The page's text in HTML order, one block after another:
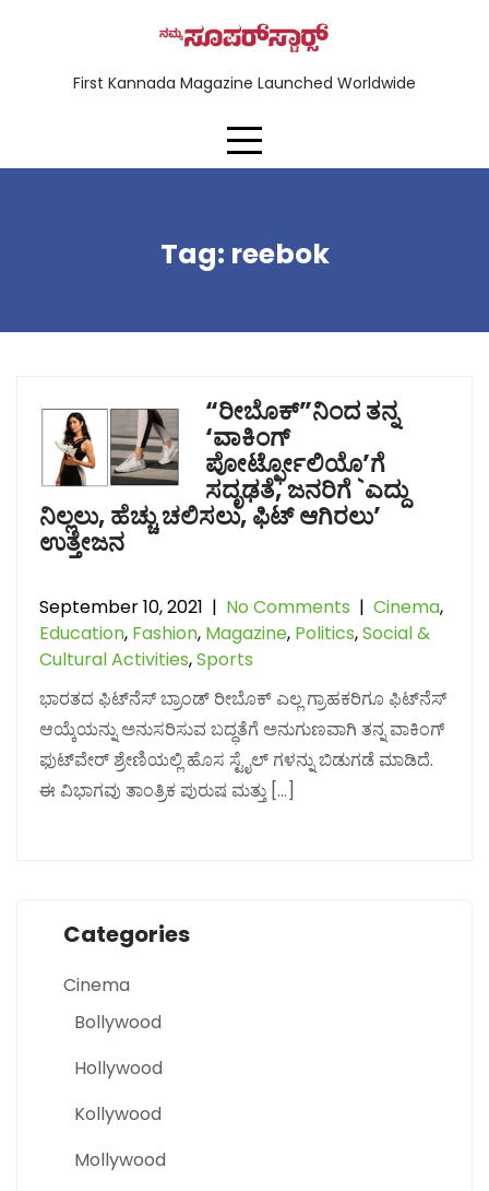
First Kannada Magazine Launched Worldwide
Tag: reebok
“ರೀಬೊಕ್‌”ನಿಂದ ತನ್ನ
‘ವಾಕಿಂಗ್
ಪೋರ್ಟ್ಫೋಲಿಯೊ’ಗೆ
ಸದೃಢತೆ, ಜನರಿಗೆ `ಎದ್ದು
ನಿಲ್ಲಲು, ಹೆಚ್ಚು ಚಲಿಸಲು, ಫಿಟ್ ಆಗಿರಲು’
ಉತ್ತೇಜನ
September 10, 2021 | No Comments | Cinema,
Education, Fashion, Magazine, Politics,Social &
Cultural Activities,Sports
ಭಾರತದ ಫಿಟ್‌ನೆಸ್ ಬ್ರಾಂಡ್ ರೀಬೊಕ್ ಎಲ್ಲ ಗ್ರಾಹಕರಿಗೂ ಫಿಟ್‌ನೆಸ್
ಆಯ್ಕೆಯನ್ನು ಅನುಸರಿಸುವ ಬದ್ಧತೆಗೆ ಅನುಗುಣವಾಗಿ ತನ್ನ ವಾಕಿಂಗ್
ಫುಟ್‌ವೇರ್ ಶ್ರೇಣಿಯಲ್ಲಿ ಹೊಸ ಸ್ಟೈಲ್ ಗಳನ್ನು ಬಿಡುಗಡೆ ಮಾಡಿದೆ.
ಈ ವಿಭಾಗವು ತಾಂತ್ರಿಕ ಪುರುಷ ಮತ್ತು […]
Categories
Cinema
Bollywood
Hollywood
Kollywood
Mollywood